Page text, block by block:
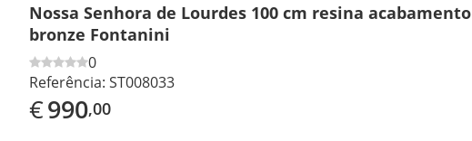
Nossa Senhora de Lourdes 100 cm resina acabamento
bronze Fontanini
0
Referência: ST008033
€990,00